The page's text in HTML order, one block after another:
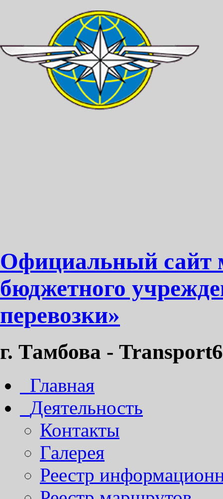
Официальный сайт
бюджетного
перевозки»
г. Тамбова -
Главная
Деятельность
Контакты
Галерея
Реестр